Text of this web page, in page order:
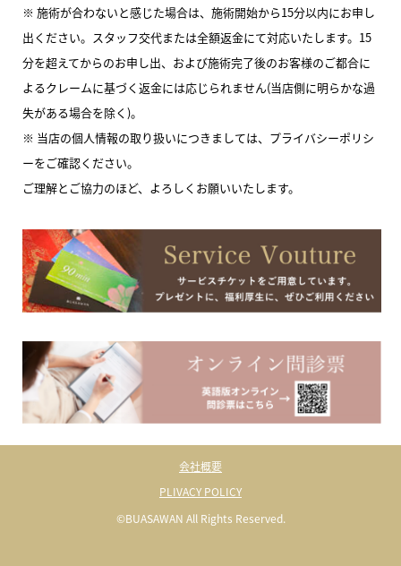
※ 施術が合わないと感じた場合は、施術開始から15分以内にお申し
出ください。スタッフ交代または全額返金にて対応いたします。15
分を超えてからのお申し出、および施術完了後のお客様のご都合に
よるクレームに基づく返金には応じられません(当店側に明らかな過
失がある場合を除く)。
※ 当店の個人情報の取り扱いにつきましては、プライバシーポリシ
ーをご確認ください。
ご理解とご協力のほど、よろしくお願いいたします。
会社概要
PLIVACY POLICY
©BUASAWAN All Rights Reserved.